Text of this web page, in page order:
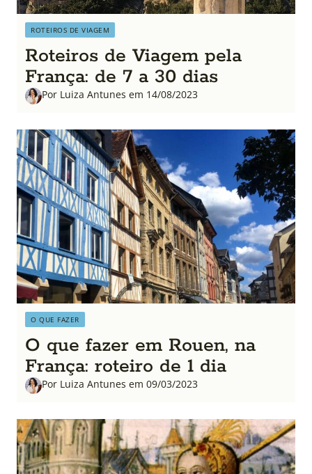
ROTEIROS DE VIAGEM
Roteiros de Viagem pela
França: de 7 a 30 dias
Por Luiza Antunes em 14/08/2023
O QUE FAZER
O que fazer em Rouen, na
França: roteiro de 1 dia
Por Luiza Antunes em 09/03/2023